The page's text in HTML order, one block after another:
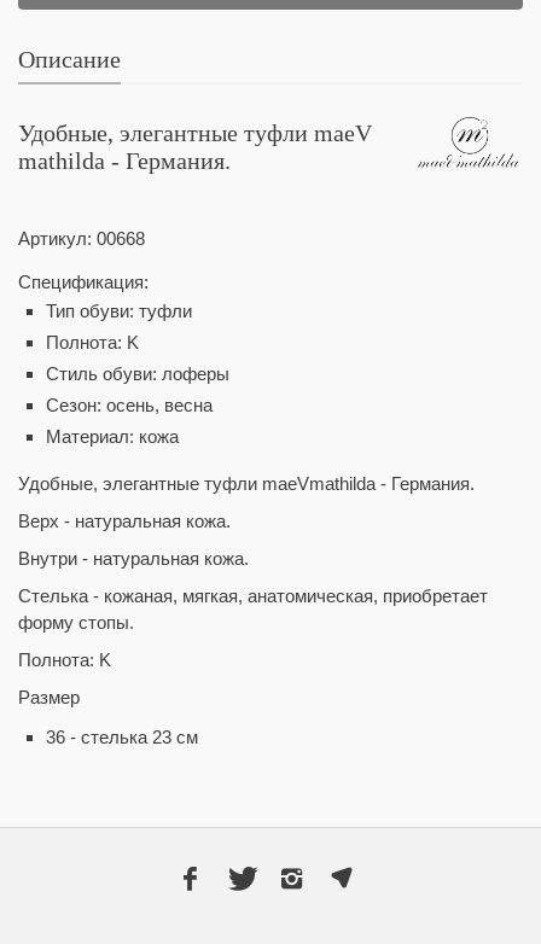
Описание
Удобные, элегантные туфли maeV
mathilda - Германия.
Артикул: 00668
Спецификация:
Тип обуви: туфли
Полнота: K
Стиль обуви: лоферы
Сезон: осень, весна
Материал: кожа
Удобные, элегантные туфли maeVmathilda - Германия.
Верх - натуральная кожа.
Внутри - натуральная кожа.
Стелька - кожаная, мягкая, анатомическая, приобретает
форму стопы.
Полнота: K
Размер
36 - стелька 23 см